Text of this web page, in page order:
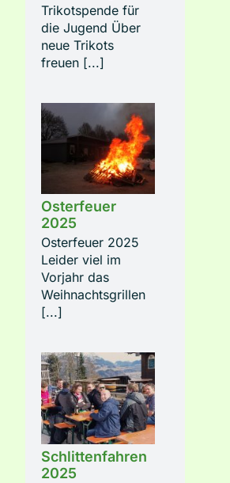
Trikotspende für
die Jugend Über
neue Trikots
freuen [...]
Osterfeuer
2025
Osterfeuer 2025
Leider viel im
Vorjahr das
Weihnachtsgrillen
[...]
Schlittenfahren
2025